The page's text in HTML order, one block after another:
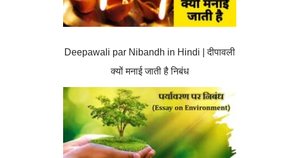
Deepawali par Nibandh in Hindi | दीपावली
क्यों मनाई जाती है निबंध